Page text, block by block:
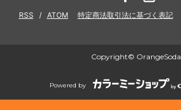
RSS / ATOM 特定商法取引法に基づく表記
Copyright© OrangeSoda.
Powered by